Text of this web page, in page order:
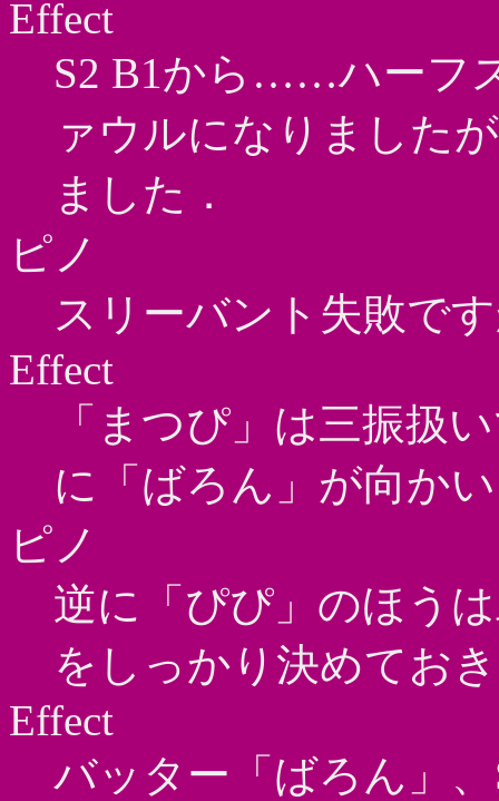
Effect
S2 B1から……ハーフ
ァウルになりました
ました．
ピノ
スリーバント失敗で
Effect
「まつぴ」は三振扱
に「ばろん」が向か
ピノ
逆に「ぴぴ」のほう
をしっかり決めてお
Effect
バッター「ばろん」